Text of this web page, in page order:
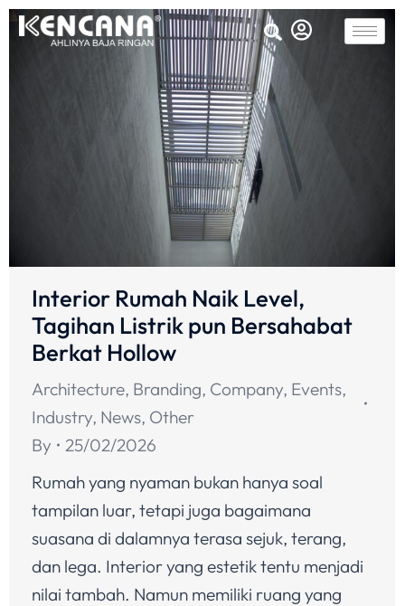
Interior Rumah Naik Level,
Tagihan Listrik pun Bersahabat
Berkat Hollow
Architecture, Branding, Company, Events,
Industry, News, Other
By
25/02/2026
Rumah yang nyaman bukan hanya soal
tampilan luar, tetapi juga bagaimana
suasana di dalamnya terasa sejuk, terang,
dan lega. Interior yang estetik tentu menjadi
nilai tambah. Namun memiliki ruang yang